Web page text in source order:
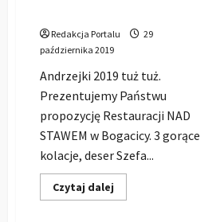
Redakcja Portalu
29
października 2019
Andrzejki 2019 tuż tuż.
Prezentujemy Państwu
propozycję Restauracji NAD
STAWEM w Bogacicy. 3 gorące
kolacje, deser Szefa...
Czytaj dalej
się